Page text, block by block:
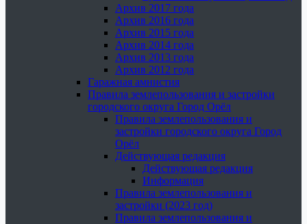
Архив 2017 года
Архив 2016 года
Архив 2015 года
Архив 2014 года
Архив 2013 года
Архив 2012 года
Гаражная амнистия
Правила землепользования и застройки
городского округа Город Орёл
Правила землепользования и
застройки городского округа Город
Орёл
Действующая редакция
Действующая редакция
Информация
Правила землепользования и
застройки (2023 год)
Правила землепользования и